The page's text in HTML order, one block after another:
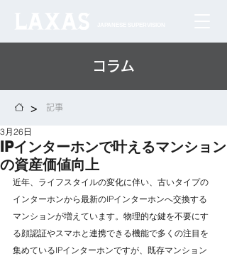
コラム
> 記事
IPインターホンで叶えるマンション
の資産価値向上
3月26日
近年、ライフスタイルの変化に伴い、古いタイプの
インターホンから最新のIPインターホンへ交換する
マンションが増えています。物理的な鍵を不要にす
る顔認証やスマホと連携できる機能で多くの注目を
集めているIPインターホンですが、既存マンション